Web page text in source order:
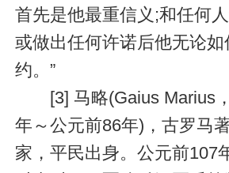
首先是他最重信义;和任何
或做出任何许诺后他无论
约。”
[3] 马略(Gaius Marius
年～公元前86年)，古罗马
家，平民出身。公元前107